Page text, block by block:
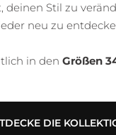
Stil zu
neu zu
in den Größen
DIE